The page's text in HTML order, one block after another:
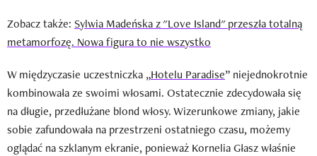
Zobacz także: Sylwia Madeńska z "Love Island" przeszła totalną
metamorfozę. Nowa figura to nie wszystko
W międzyczasie uczestniczka „Hotelu Paradise” niejednokrotnie
kombinowała ze swoimi włosami. Ostatecznie zdecydowała się
na długie, przedłużane blond włosy. Wizerunkowe zmiany, jakie
sobie zafundowała na przestrzeni ostatniego czasu, możemy
oglądać na szklanym ekranie, ponieważ Kornelia Głasz właśnie